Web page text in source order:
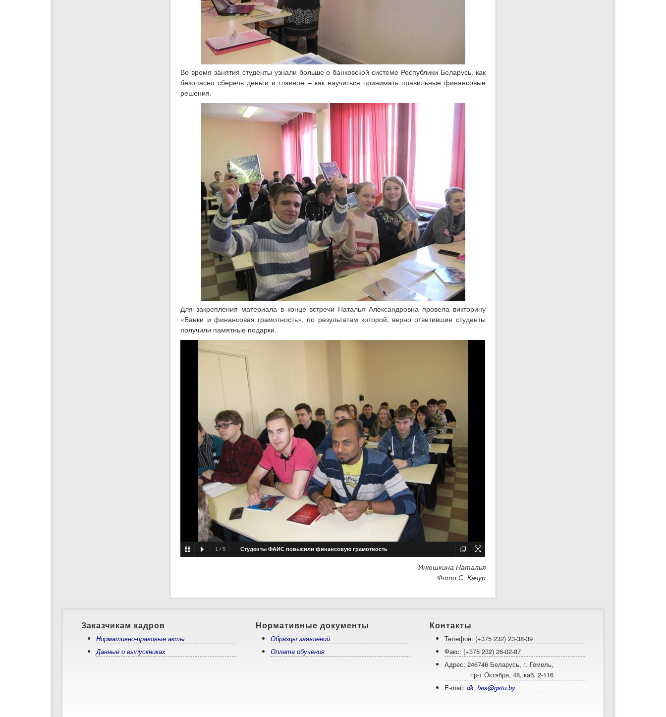
Во время занятия студенты узнали больше о банковской системе Республики Беларусь, как
безопасно сберечь деньги и главное – как научиться принимать правильные финансовые
решения.
Для закрепления материала в конце встречи Наталья Александровна провела викторину
«Банки и финансовая грамотность», по результатам которой, верно ответившие студенты
получили памятные подарки.
1 /5 Студенты ФАИС повысили финансовую грамотность
Инюшкина Наталья
Фото С. Качур
Заказчикам кадров
Нормативно-правовые акты
Данные о выпускниках
Нормативные документы
Образцы заявлений
Оплата обучения
Контакты
Телефон: (+375 232) 23-38-39
Факс: (+375 232) 26-02-87
Адрес: 246746 Беларусь, г. Гомель,
пр-т Октября, 48, каб. 2-116
E-mail: dk_fais@gstu.by